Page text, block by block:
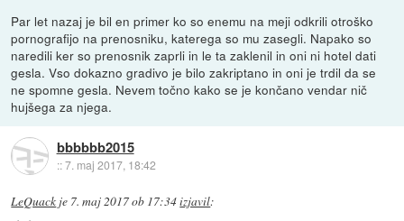
Par let nazaj je bil en primer ko so enemu na meji odkrili otroško
pornografijo na prenosniku, katerega so mu zasegli. Napako so
naredili ker so prenosnik zaprli in le ta zaklenil in oni ni hotel dati
gesla. Vso dokazno gradivo je bilo zakriptano in oni je trdil da se
ne spomne gesla. Nevem točno kako se je končano vendar nič
hujšega za njega.
bbbbbb2015
::7. maj 2017, 18:42
LeQuack je 7. maj 2017 ob 17:34izjavil: